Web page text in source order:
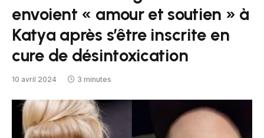
envoient « amour et soutien » à
Katya après s’être inscrite en
cure de désintoxication
10 avril 2024 3 minutes